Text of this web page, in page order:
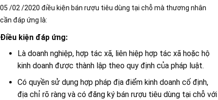
05 /02 /2020 điều kiện bán rượu tiêu dùng tại chỗ mà thương nhân
cần đáp ứng là:
Điều kiện đáp ứng:
Là doanh nghiệp, hợp tác xã, liên hiệp hợp tác xã hoặc hộ
kinh doanh được thành lập theo quy định của pháp luật.
Có quyền sử dụng hợp pháp địa điểm kinh doanh cố định,
địa chỉ rõ ràng và có đăng ký bán rượu tiêu dùng tại chỗ với